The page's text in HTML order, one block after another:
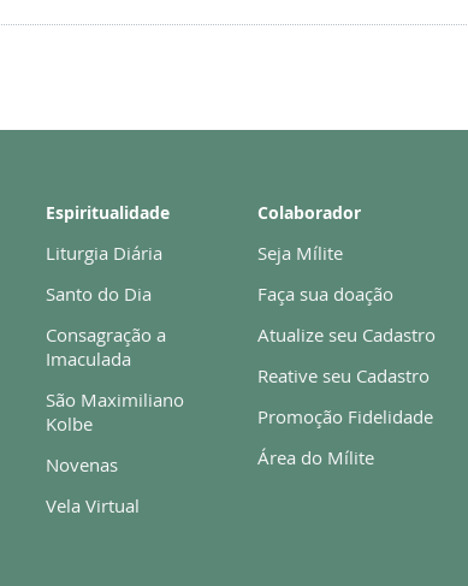
Colaborador
Seja Mílite
Faça sua doação
Atualize seu Cadastro
Reative seu Cadastro
Promoção Fidelidade
Área do Mílite
Espiritualidade
Liturgia Diária
Santo do Dia
Consagração a
Imaculada
São Maximiliano
Kolbe
Novenas
Vela Virtual